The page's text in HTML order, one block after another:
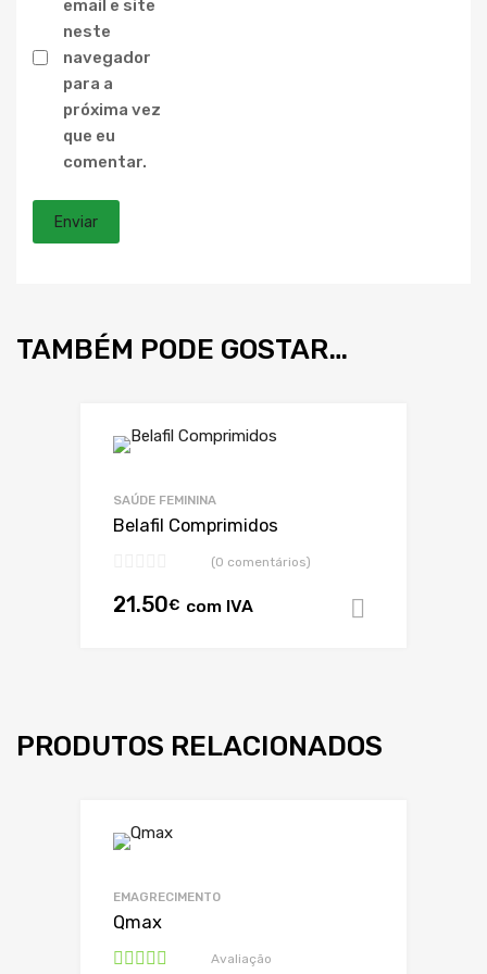
email e site
neste
navegador
para a
próxima vez
que eu
comentar.
TAMBÉM PODE GOSTAR…
SAÚDE FEMININA
Belafil Comprimidos
(0 comentários)
21.50€ com IVA
PRODUTOS RELACIONADOS
EMAGRECIMENTO
Qmax
Avaliação